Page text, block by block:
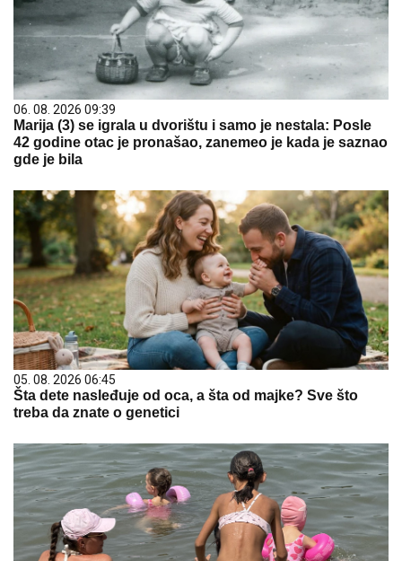
06. 08. 2026 09:39
Marija (3) se igrala u dvorištu i samo je nestala: Posle
42 godine otac je pronašao, zanemeo je kada je saznao
gde je bila
05. 08. 2026 06:45
Šta dete nasleđuje od oca, a šta od majke? Sve što
treba da znate o genetici